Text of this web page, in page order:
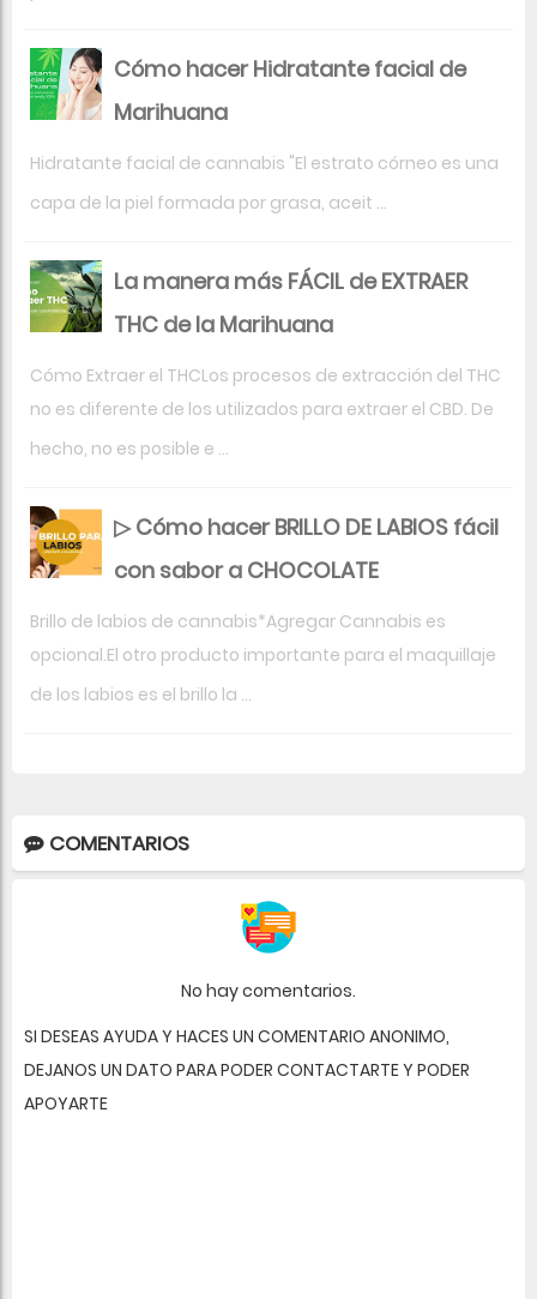
Cómo hacer Hidratante facial de
Marihuana
Hidratante facial de cannabis "El estrato córneo es una
capa de la piel formada por grasa, aceit ...
La manera más FÁCIL de EXTRAER
THC de la Marihuana
Cómo Extraer el THCLos procesos de extracción del THC
no es diferente de los utilizados para extraer el CBD. De
hecho, no es posible e ...
▷ Cómo hacer BRILLO DE LABIOS fácil
con sabor a CHOCOLATE
Brillo de labios de cannabis*Agregar Cannabis es
opcional.El otro producto importante para el maquillaje
de los labios es el brillo la ...
COMENTARIOS
No hay comentarios.
SI DESEAS AYUDA Y HACES UN COMENTARIO ANONIMO,
DEJANOS UN DATO PARA PODER CONTACTARTE Y PODER
APOYARTE